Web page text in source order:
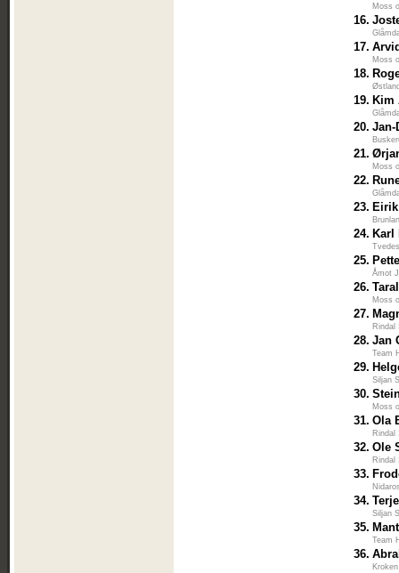
Moss
16.
17.
Moss
18.
19. Kim
20.
21.
Moss
22.
23.
24. Karl
25.
Åmot
26.
Moss
27.
Rindal
28. Jan
Team
29.
Siljan
30.
Moss
31. Ola
Rindal
32. Ole
Rindal
33.
34.
Siljan
35.
Team
36.